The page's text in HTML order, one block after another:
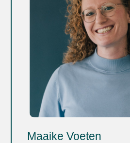
Maaike Voeten